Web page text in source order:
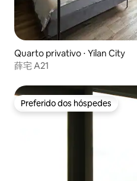
Quarto privativo ⋅ Yilan City
薛宅 A21
Preferido dos hóspedes
Preferido dos hóspedes